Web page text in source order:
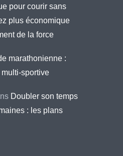
pour courir sans
plus économique
de la force
marathonienne :
sportive
Doubler son temps
: les plans